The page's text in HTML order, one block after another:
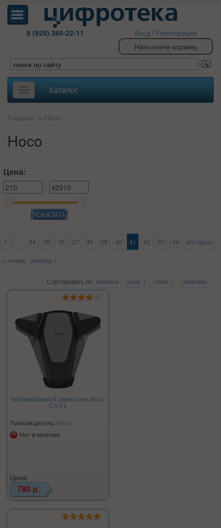
8 (925) 365-22-11 Вход / Регистрация
Наполните корзину
Toggle
navigation
Каталог
Главная → Hoco
Hoco
Цена:
-
ПОКАЗАТЬ
1 34 35 36 37 38 39 40 41 42 43 44 все сразу
←назад вперед→
Сортировать по новизне цене ↑ цене ↓ наличию
Автомобильный держатель Hoco
CA-41
Производитель: Hoco
Нет в наличии
Цена:
780 р.